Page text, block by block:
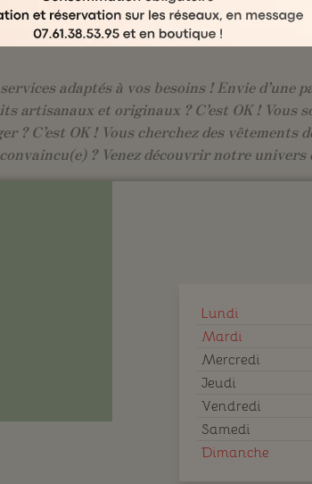
adaptés à vos besoins ! Envie d’une
artisanaux et originaux ? C’est OK !
C’est OK ! Vous cherchez des vêtements
? Venez découvrir notre
Lundi
Mardi
Mercredi
Jeudi
Vendredi
Samedi
Dimanche